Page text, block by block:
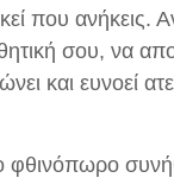
που
σου, να
και ευνοεί
φθινόπωρο